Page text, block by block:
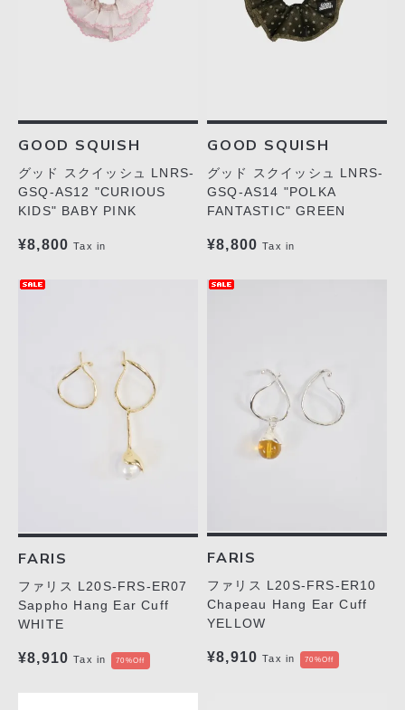
GOOD SQUISH
グッド スクイッシュ LNRS-
GSQ-AS12 "CURIOUS
KIDS" BABY PINK
¥8,800 Tax in
GOOD SQUISH
グッド スクイッシュ LNRS-
GSQ-AS14 "POLKA
FANTASTIC" GREEN
¥8,800 Tax in
FARIS
ファリス L20S-FRS-ER07
Sappho Hang Ear Cuff
WHITE
¥8,910 Tax in 70%Off
FARIS
ファリス L20S-FRS-ER10
Chapeau Hang Ear Cuff
YELLOW
¥8,910 Tax in 70%Off